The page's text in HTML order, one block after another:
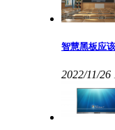
智慧黑板应
2022/11/26